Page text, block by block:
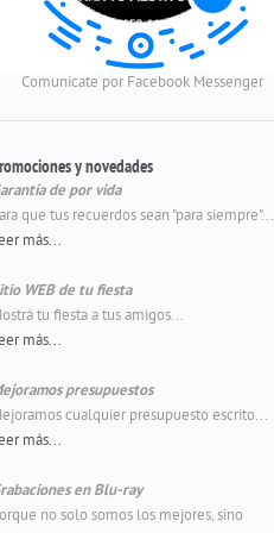
Comunicate por Facebook Messenger
y novedades
de por vida
que tus recuerdos sean "para siempre"...
más...
WEB de tu fiesta
tu fiesta a tus amigos...
más...
presupuestos
cualquier presupuesto escrito...
más...
en Blu-ray
no solo somos los mejores, sino